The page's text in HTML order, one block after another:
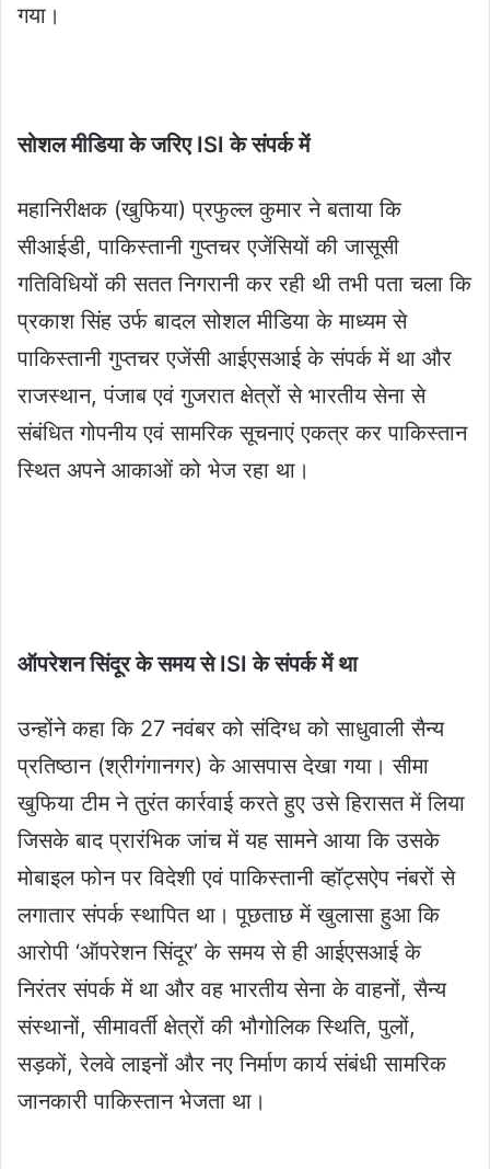
गया।
सोशल मीडिया के जरिए ISI के संपर्क में
महानिरीक्षक (खुफिया) प्रफुल्ल कुमार ने बताया कि
सीआईडी, पाकिस्तानी गुप्तचर एजेंसियों की जासूसी
गतिविधियों की सतत निगरानी कर रही थी तभी पता चला कि
प्रकाश सिंह उर्फ बादल सोशल मीडिया के माध्यम से
पाकिस्तानी गुप्तचर एजेंसी आईएसआई के संपर्क में था और
राजस्थान, पंजाब एवं गुजरात क्षेत्रों से भारतीय सेना से
संबंधित गोपनीय एवं सामरिक सूचनाएं एकत्र कर पाकिस्तान
स्थित अपने आकाओं को भेज रहा था।
ऑपरेशन सिंदूर के समय से ISI के संपर्क में था
उन्होंने कहा कि 27 नवंबर को संदिग्ध को साधुवाली सैन्य
प्रतिष्ठान (श्रीगंगानगर) के आसपास देखा गया। सीमा
खुफिया टीम ने तुरंत कार्रवाई करते हुए उसे हिरासत में लिया
जिसके बाद प्रारंभिक जांच में यह सामने आया कि उसके
मोबाइल फोन पर विदेशी एवं पाकिस्तानी व्हॉट्सऐप नंबरों से
लगातार संपर्क स्थापित था। पूछताछ में खुलासा हुआ कि
आरोपी ‘ऑपरेशन सिंदूर’ के समय से ही आईएसआई के
निरंतर संपर्क में था और वह भारतीय सेना के वाहनों, सैन्य
संस्थानों, सीमावर्ती क्षेत्रों की भौगोलिक स्थिति, पुलों,
सड़कों, रेलवे लाइनों और नए निर्माण कार्य संबंधी सामरिक
जानकारी पाकिस्तान भेजता था।